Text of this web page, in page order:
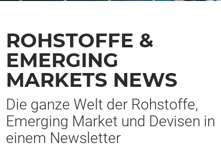
ROHSTOFFE &
EMERGING
MARKETS NEWS
Die ganze Welt der Rohstoffe,
Emerging Market und Devisen in
einem Newsletter